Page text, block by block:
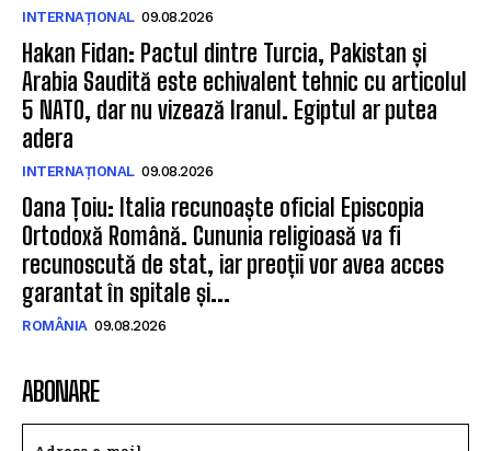
INTERNAȚIONAL 09.08.2026
Hakan Fidan: Pactul dintre Turcia, Pakistan și
Arabia Saudită este echivalent tehnic cu articolul
5 NATO, dar nu vizează Iranul. Egiptul ar putea
adera
INTERNAȚIONAL 09.08.2026
Oana Țoiu: Italia recunoaște oficial Episcopia
Ortodoxă Română. Cununia religioasă va fi
recunoscută de stat, iar preoții vor avea acces
garantat în spitale și...
ROMÂNIA 09.08.2026
ABONARE